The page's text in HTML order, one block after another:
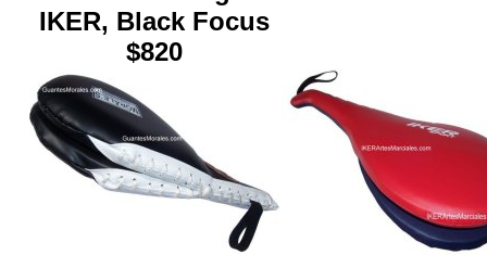
IKER, Black Focus
$820